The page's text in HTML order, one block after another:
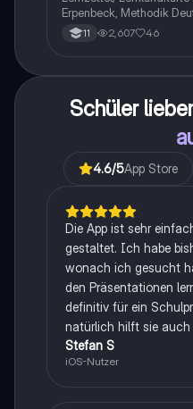
Erpenbeck, Methodik
11 2,607 46
Schüler
4.6/5App Store
Die App ist sehr
gestaltet. Ich habe
wonach ich gesucht
den Präsentationen
definitiv für ein
natürlich hilft sie auch
Stefan S
iOS-Nutzer